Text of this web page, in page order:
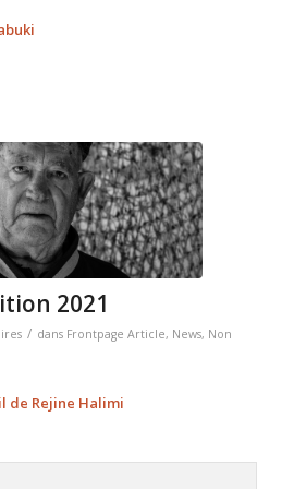
2021
/ dans Frontpage Article, News, Non
de Rejine Halimi